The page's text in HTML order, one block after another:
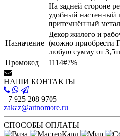
На задней стороне
удобный настенный
притемнённый
Назначение
Декор жилого и
(можно приобрести
любую сумму от
Промокод
1114#7%
НАШИ КОНТАКТЫ
+7 925 208 9705
zakaz@artnomore.ru
СПОСОБЫ ОПЛАТЫ